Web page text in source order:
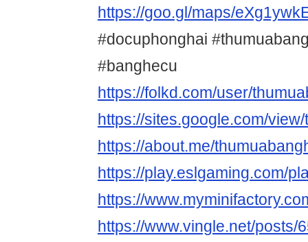
https://goo.gl/maps/
#docuphonghai
#banghecu
https://folkd.com/user/
https://sites.google.com/
https://about.me/
https://play.eslgaming.com/
https://
https://www.vingle.net/posts/